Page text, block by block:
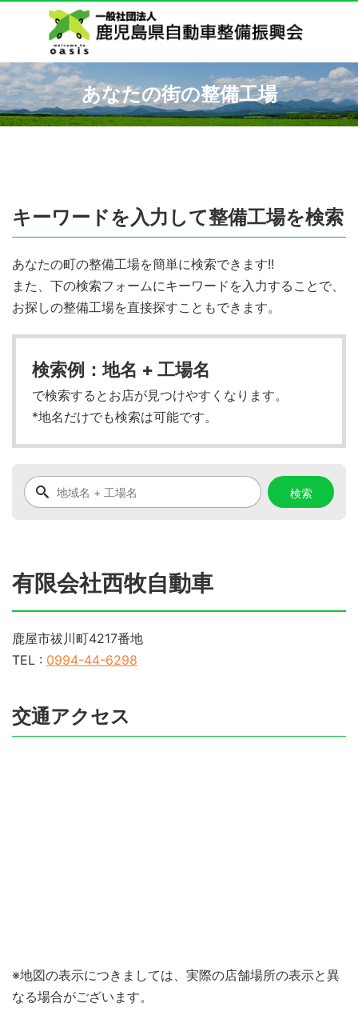
あなたの街の整備工場
キーワードを入力して整備工場を検索
あなたの町の整備工場を簡単に検索できます!!
また、下の検索フォームにキーワードを入力することで、
お探しの整備工場を直接探すこともできます。
検索例：地名 + 工場名
で検索するとお店が見つけやすくなります。
*地名だけでも検索は可能です。
有限会社西牧自動車
鹿屋市祓川町4217番地
TEL : 0994-44-6298
交通アクセス
※地図の表示につきましては、実際の店舗場所の表示と異
なる場合がございます。